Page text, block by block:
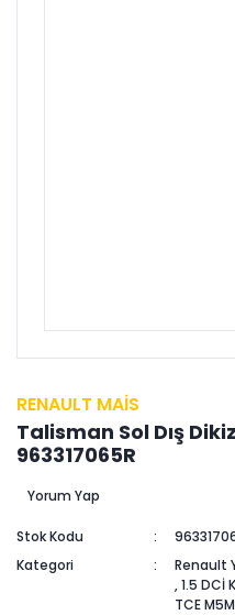
RENAULT MAİS
Talisman Sol Dış
963317065R
Yorum Yap
Stok Kodu
Kategori
Renault
,1.5 DCİ
TCE M5M